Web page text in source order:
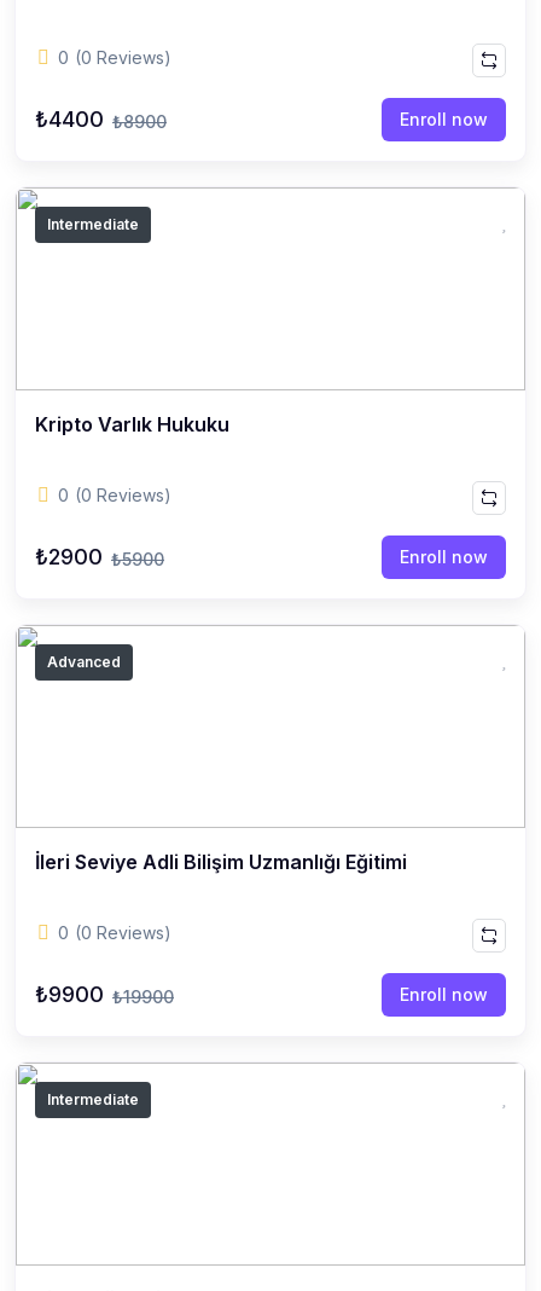
0 (0 Reviews)
₺4400 ₺8900 Enroll now
Intermediate
Kripto Varlık Hukuku
0 (0 Reviews)
₺2900 ₺5900 Enroll now
Advanced
İleri Seviye Adli Bilişim Uzmanlığı Eğitimi
0 (0 Reviews)
₺9900 ₺19900 Enroll now
Intermediate